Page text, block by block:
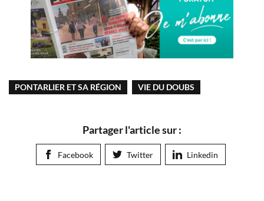
PONTARLIER ET SA RÉGION VIE DU DOUBS
Partager l'article sur :
Facebook Twitter Linkedin